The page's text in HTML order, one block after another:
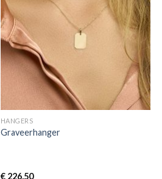
HANGERS
Graveerhanger
€226,50